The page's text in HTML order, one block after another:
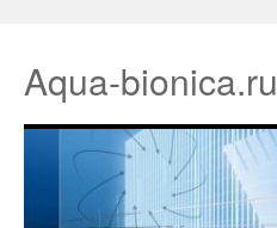
Aqua-bionica.ru